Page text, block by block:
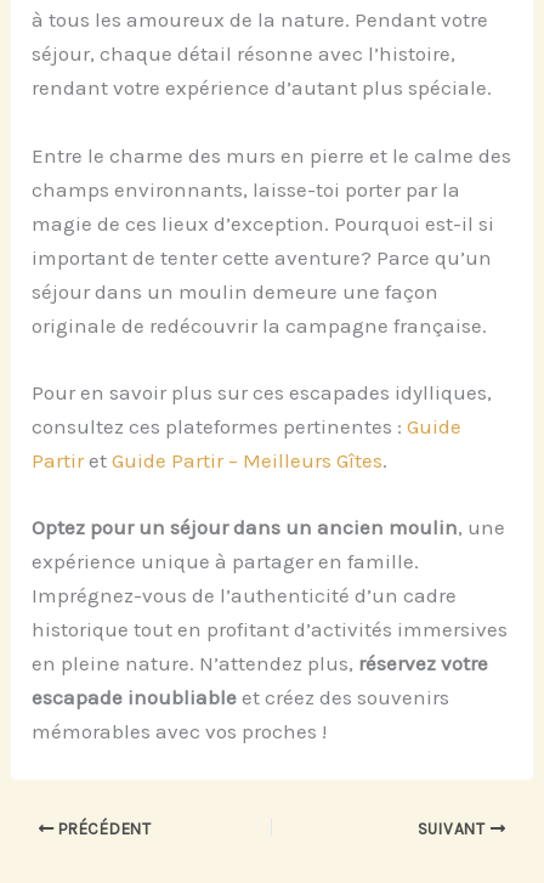
à tous les amoureux de la nature. Pendant votre
séjour, chaque détail résonne avec l’histoire,
rendant votre expérience d’autant plus spéciale.
Entre le charme des murs en pierre et le calme des
champs environnants, laisse-toi porter par la
magie de ces lieux d’exception. Pourquoi est-il si
important de tenter cette aventure? Parce qu’un
séjour dans un moulin demeure une façon
originale de redécouvrir la campagne française.
Pour en savoir plus sur ces escapades idylliques,
consultez ces plateformes pertinentes :Guide
PartiretGuide Partir – Meilleurs Gîtes.
Optez pour un séjour dans un ancien moulin, une
expérience unique à partager en famille.
Imprégnez-vous de l’authenticité d’un cadre
historique tout en profitant d’activités immersives
en pleine nature. N’attendez plus, réservez votre
escapade inoubliable et créez des souvenirs
mémorables avec vos proches !
PRÉCÉDENT SUIVANT